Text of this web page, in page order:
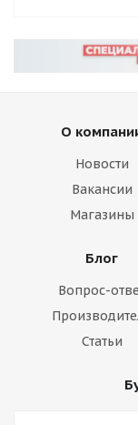
О
Новости
Вакансии
Магазины
Блог
Вопрос-
Статьи